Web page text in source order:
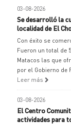
03-08-2026
Se desarrolló la
localidad de El
Con éxito se
Fueron un total de
Matacos las que
por el Gobierno de
Leer más
03-08-2026
El Centro
actividades para